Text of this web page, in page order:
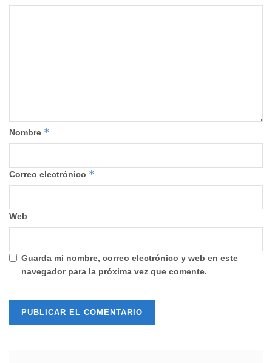
Nombre *
Correo electrónico *
Web
Guarda mi nombre, correo electrónico y web en este
navegador para la próxima vez que comente.